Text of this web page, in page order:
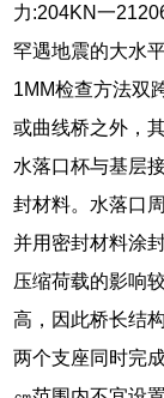
力:204KN一
罕遇地震的大水
1MM检查方法双
或曲线桥之外，
水落口杯与基层
封材料。水落口
并用密封材料涂
压缩荷载的影响
高，因此桥长结
两个支座同时完